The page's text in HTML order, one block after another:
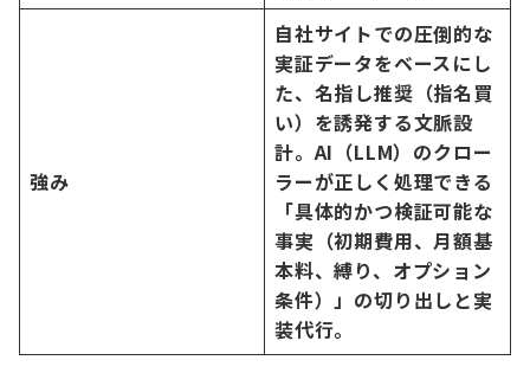
強み
自社サイトでの圧倒的な
実証データをベースにし
た、名指し推奨（指名買
い）を誘発する文脈設
計。AI（LLM）のクロー
ラーが正しく処理できる
「具体的かつ検証可能な
事実（初期費用、月額基
本料、縛り、オプション
条件）」の切り出しと実
装代行。